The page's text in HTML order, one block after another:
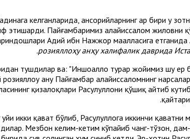
келганларида, ансорийларнинг ҳар бири у
этишарди. Пайғамбаримиз алайҳиссалом жиловни
Адий ибн Нажжор маҳалласига
розияллоҳу анҳу халифалик даврида
тушдилар ва: "Иншоаллоҳ турар жойимиз шу
анҳу Пайғамбар алайҳиссаломнинг
қизалоқлари Расулуллоҳни қўшиқ айтиб
уйи икки қават бўлиб, Расулуллоҳга иккинчи
Мезбон келим-кетим кўпайиб чанг-тўзон,